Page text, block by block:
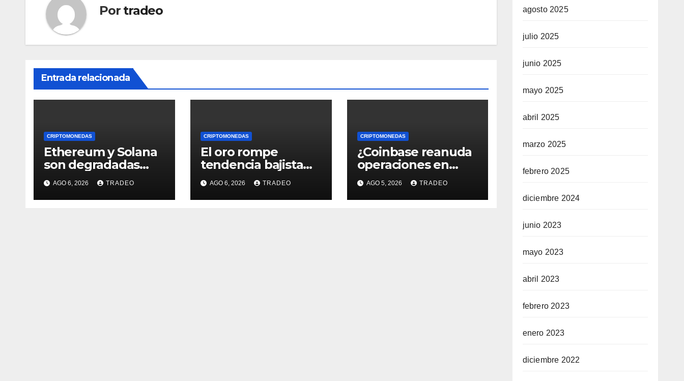
Por tradeo
Entrada relacionada
CRIPTOMONEDAS
Ethereum y Solana
son degradadas
dentro del fondo de
Grayscale
AGO 6, 2026 TRADEO
CRIPTOMONEDAS
El oro rompe
tendencia bajista
que comenzó en
enero de 2026,
¿qué sigue?
AGO 6, 2026 TRADEO
CRIPTOMONEDAS
¿Coinbase reanuda
operaciones en
Venezuela? Post
críptico enciende el
debate
AGO 5, 2026 TRADEO
agosto 2025
julio 2025
junio 2025
mayo 2025
abril 2025
marzo 2025
febrero 2025
diciembre 2024
junio 2023
mayo 2023
abril 2023
febrero 2023
enero 2023
diciembre 2022